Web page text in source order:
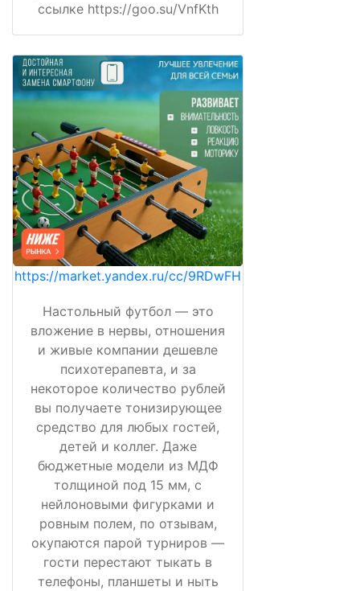
ссылке https://goo.su/VnfKth
https://market.yandex.ru/cc/9RDwFH
Настольный футбол — это
вложение в нервы, отношения
и живые компании дешевле
психотерапевта, и за
некоторое количество рублей
вы получаете тонизирующее
средство для любых гостей,
детей и коллег. Даже
бюджетные модели из МДФ
толщиной под 15 мм, с
нейлоновыми фигурками и
ровным полем, по отзывам,
окупаются парой турниров —
гости перестают тыкать в
телефоны, планшеты и ныть